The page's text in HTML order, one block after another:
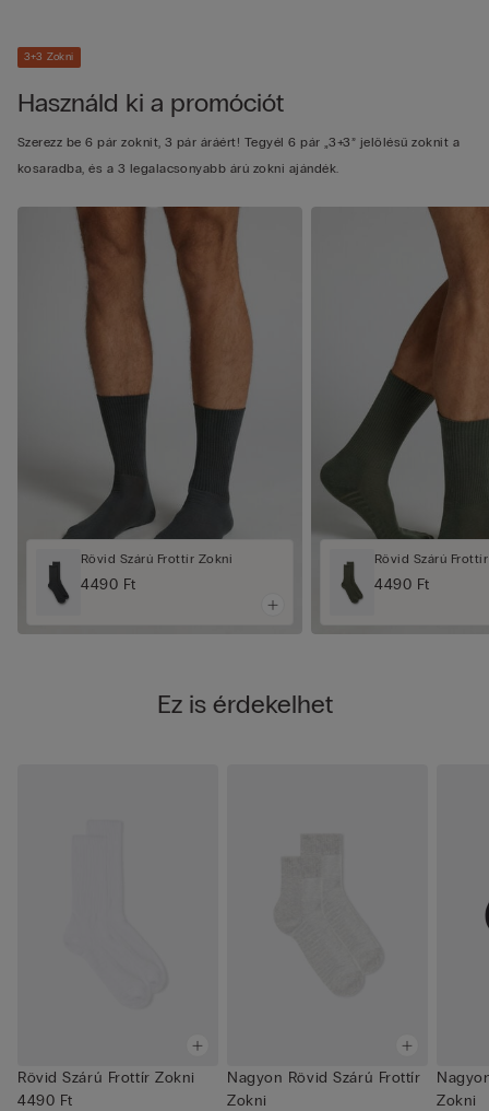
3+3 Zokni
Használd ki a promóciót
Szerezz be 6 pár zoknit, 3 pár áráért! Tegyél 6 pár „3+3” jelölésű zoknit a
kosaradba, és a 3 legalacsonyabb árú zokni ajándék.
Rövid Szárú Frottír Zokni
4490 Ft
Rövid Szárú
4490 Ft
Ez is érdekelhet
Rövid Szárú Frottír Zokni
4490 Ft
Nagyon Rövid Szárú Frottír
Zokni
Zokni